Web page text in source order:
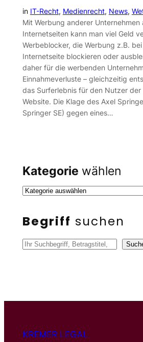
in IT-Recht, Medienrecht, News,
Mit Werbung anderer Unternehmen
Internetseiten kann man viel Geld
Werbeblocker, die Werbung z.B.
Internetseite blockieren oder
daher für die werbenden
Einnahmeverluste – gleichzeitig
das Surferlebnis für den Nutzer
Website. Die Klage des Axel
Springer SE) gegen eines…
Kategorie wählen
Begriff suchen
S
n
KREMER LEGAL